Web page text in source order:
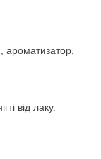
ароматизатор,
від лаку.